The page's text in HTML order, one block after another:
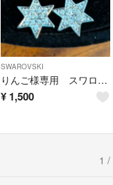
SWAROVSKI
りんご様専用 スワロフスキー 星のピアス
¥ 1,500
1 /